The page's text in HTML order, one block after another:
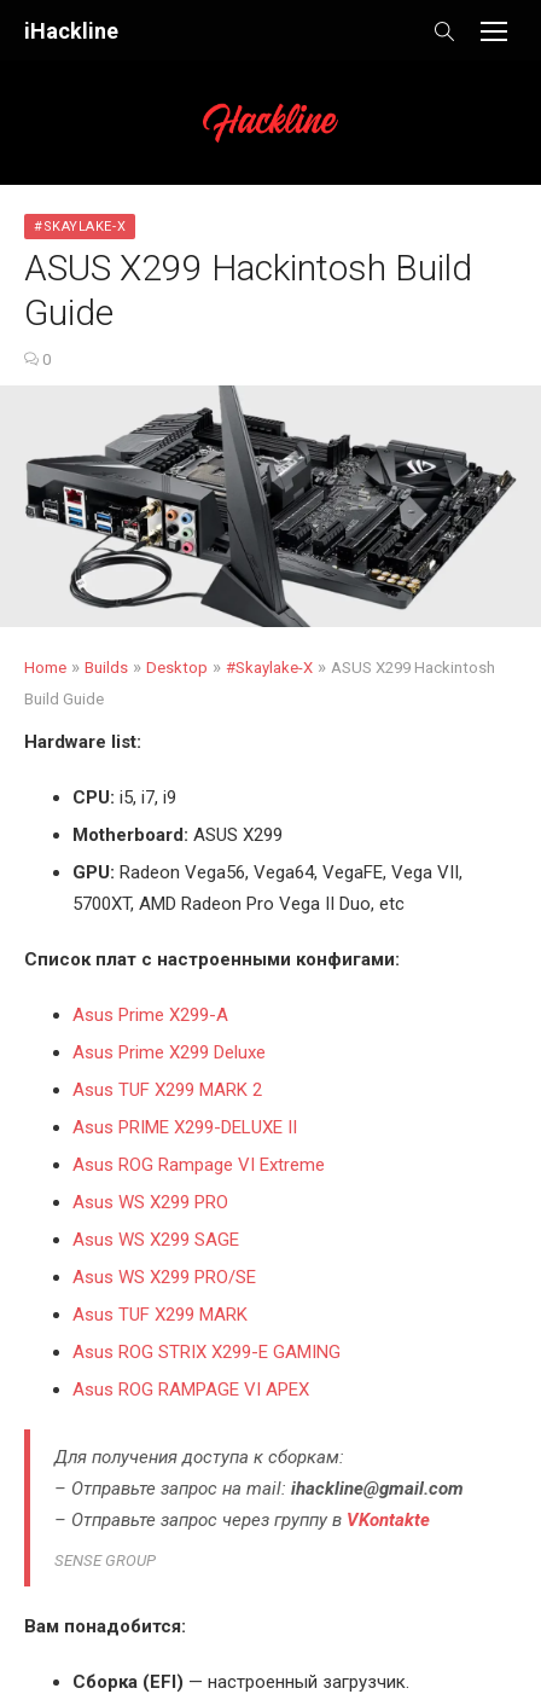
iHackline
#SKAYLAKE-X
ASUS X299 Hackintosh Build
Guide
0
Home » Builds » Desktop » #Skaylake-X » ASUS X299 Hackintosh
Build Guide
Hardware list:
CPU: i5, i7, i9
Motherboard: ASUS X299
GPU: Radeon Vega56, Vega64, VegaFE, Vega VII,
5700XT, AMD Radeon Pro Vega II Duo, etc
Список плат с настроенными конфигами:
Asus Prime X299-A
Asus Prime X299 Deluxe
Asus TUF X299 MARK 2
Asus PRIME X299-DELUXE II
Asus ROG Rampage VI Extreme
Asus WS X299 PRO
Asus WS X299 SAGE
Asus WS X299 PRO/SE
Asus TUF X299 MARK
Asus ROG STRIX X299-E GAMING
Asus ROG RAMPAGE VI APEX
Для получения доступа к сборкам:
– Отправьте запрос на mail: ihackline@gmail.com
– Отправьте запрос через группу в VKontakte
SENSE GROUP
Вам понадобится:
Cборка (EFI) — настроенный загрузчик.